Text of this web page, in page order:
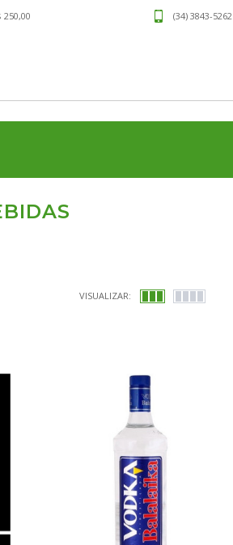
250,00 (34) 3843-5262
VISUALIZAR: